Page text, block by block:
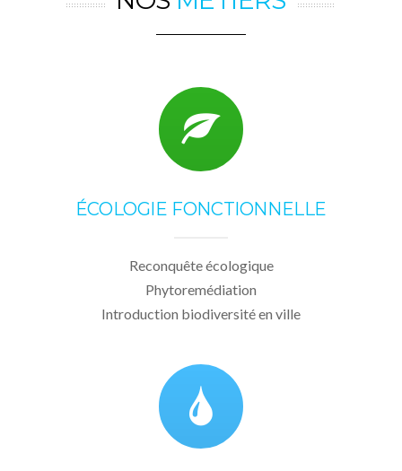
ÉCOLOGIE FONCTIONNELLE
Reconquête écologique
Phytoremédiation
Introduction biodiversité en ville